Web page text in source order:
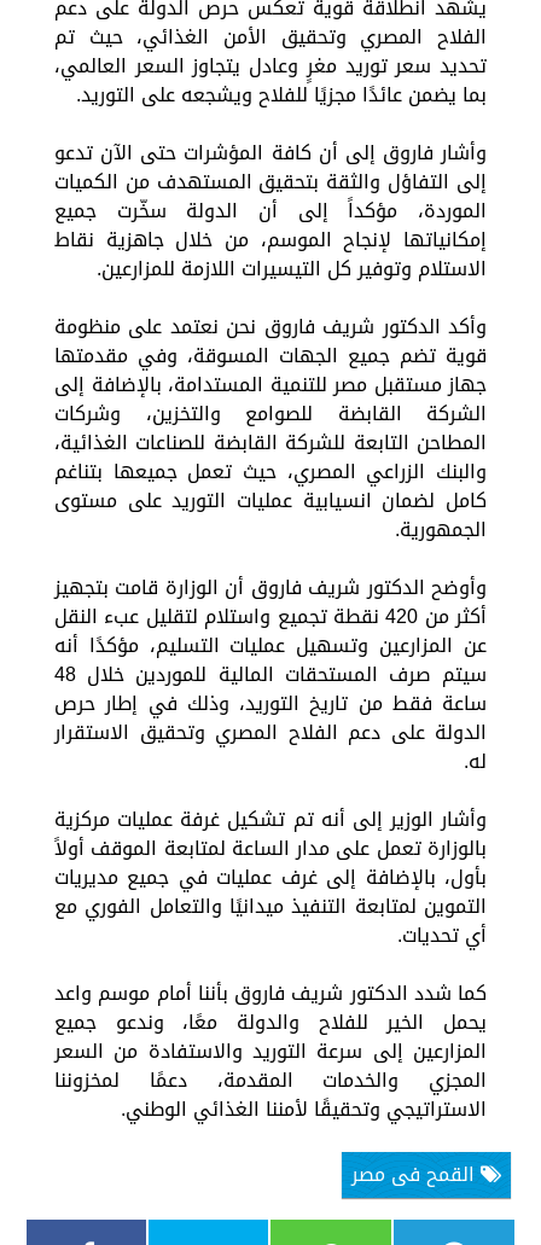
يشهد انطلاقة قوية تعكس حرص الدولة على دعم
الفلاح المصري وتحقيق الأمن الغذائي، حيث تم
تحديد سعر توريد مغرٍ وعادل يتجاوز السعر العالمي،
بما يضمن عائدًا مجزيًا للفلاح ويشجعه على التوريد.
وأشار فاروق إلى أن كافة المؤشرات حتى الآن تدعو
إلى التفاؤل والثقة بتحقيق المستهدف من الكميات
الموردة، مؤكداً إلى أن الدولة سخّرت جميع
إمكانياتها لإنجاح الموسم، من خلال جاهزية نقاط
الاستلام وتوفير كل التيسيرات اللازمة للمزارعين.
وأكد الدكتور شريف فاروق نحن نعتمد على منظومة
قوية تضم جميع الجهات المسوقة، وفي مقدمتها
جهاز مستقبل مصر للتنمية المستدامة، بالإضافة إلى
الشركة القابضة للصوامع والتخزين، وشركات
المطاحن التابعة للشركة القابضة للصناعات الغذائية،
والبنك الزراعي المصري، حيث تعمل جميعها بتناغم
كامل لضمان انسيابية عمليات التوريد على مستوى
الجمهورية.
وأوضح الدكتور شريف فاروق أن الوزارة قامت بتجهيز
أكثر من 420 نقطة تجميع واستلام لتقليل عبء النقل
عن المزارعين وتسهيل عمليات التسليم، مؤكدًا أنه
سيتم صرف المستحقات المالية للموردين خلال 48
ساعة فقط من تاريخ التوريد، وذلك في إطار حرص
الدولة على دعم الفلاح المصري وتحقيق الاستقرار
له.
وأشار الوزير إلى أنه تم تشكيل غرفة عمليات مركزية
بالوزارة تعمل على مدار الساعة لمتابعة الموقف أولاً
بأول، بالإضافة إلى غرف عمليات في جميع مديريات
التموين لمتابعة التنفيذ ميدانيًا والتعامل الفوري مع
أي تحديات.
كما شدد الدكتور شريف فاروق بأننا أمام موسم واعد
يحمل الخير للفلاح والدولة معًا، وندعو جميع
المزارعين إلى سرعة التوريد والاستفادة من السعر
المجزي والخدمات المقدمة، دعمًا لمخزوننا
الاستراتيجي وتحقيقًا لأمننا الغذائي الوطني.
القمح فى مصر